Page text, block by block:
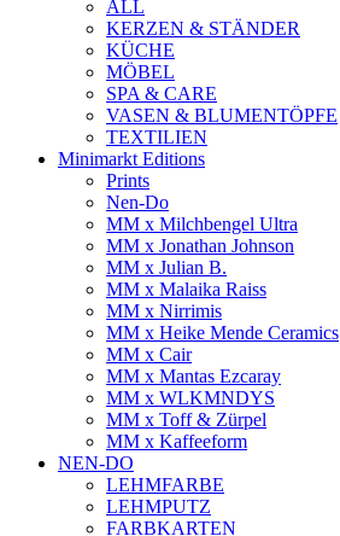
ALL
KERZEN & STÄNDER
KÜCHE
MÖBEL
SPA & CARE
VASEN & BLUMENTÖPFE
TEXTILIEN
Minimarkt Editions
Prints
Nen-Do
MM x Milchbengel Ultra
MM x Jonathan Johnson
MM x Julian B.
MM x Malaika Raiss
MM x Nirrimis
MM x Heike Mende Ceramics
MM x Cair
MM x Mantas Ezcaray
MM x WLKMNDYS
MM x Toff & Zürpel
MM x Kaffeeform
NEN-DO
LEHMFARBE
LEHMPUTZ
FARBKARTEN